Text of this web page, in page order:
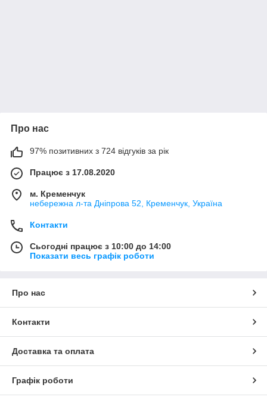
Про нас
97% позитивних з 724 відгуків за рік
Працює з 17.08.2020
м. Кременчук
небережна л-та Дніпрова 52, Кременчук, Україна
Контакти
Сьогодні працює з 10:00 до 14:00
Показати весь графік роботи
Про нас
Контакти
Доставка та оплата
Графік роботи